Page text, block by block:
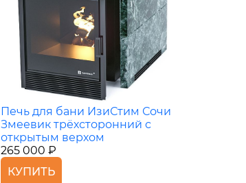
Печь для бани ИзиСтим Сочи
Змеевик трёхсторонний с
открытым верхом
265 000 ₽
КУПИТЬ